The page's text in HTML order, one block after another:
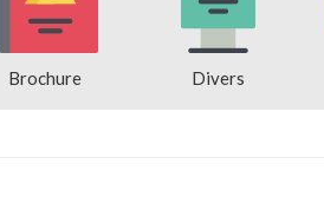
Brochure Divers